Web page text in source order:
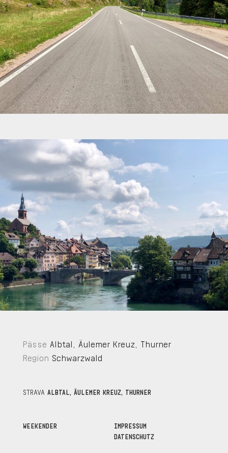
Pässe Albtal Äulemer Kreuz
Thurner
Region Schwarzwald
STRAVA ALBTAL, ÄULEMER KREUZ, THURNER
WEEKENDER
IMPRESSUM
DATENSCHUTZ